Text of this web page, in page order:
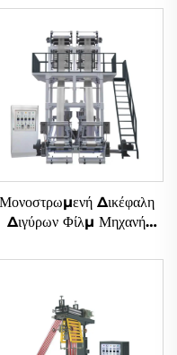
Μονοστρωμενή Δικέφαλη
Διγύρων Φίλμ Μηχανή